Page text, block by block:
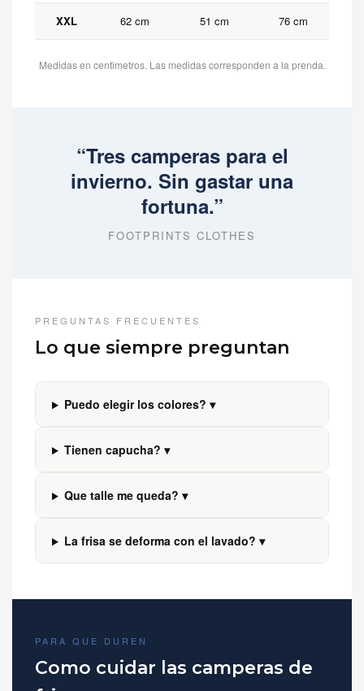
XXL 62 cm 51 cm 76 cm
Medidas en centimetros. Las medidas corresponden a la prenda.
“Tres camperas para el
invierno. Sin gastar una
fortuna.”
FOOTPRINTS CLOTHES
PREGUNTAS FRECUENTES
Lo que siempre preguntan
Puedo elegir los colores? ▾
Tienen capucha? ▾
Que talle me queda? ▾
La frisa se deforma con el lavado? ▾
PARA QUE DUREN
Como cuidar las camperas de